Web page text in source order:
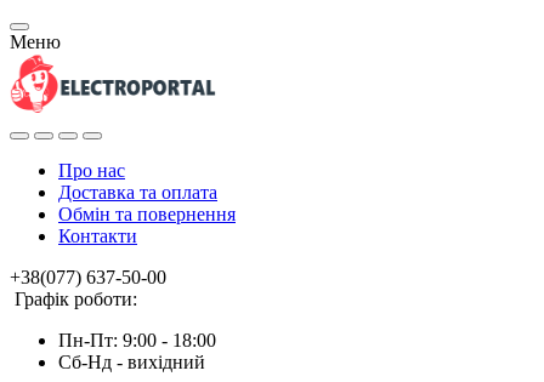
Меню
Про нас
Доставка та оплата
Обмін та повернення
Контакти
+38(077) 637-50-00
Графік роботи:
Пн-Пт: 9:00 - 18:00
Сб-Нд - вихідний